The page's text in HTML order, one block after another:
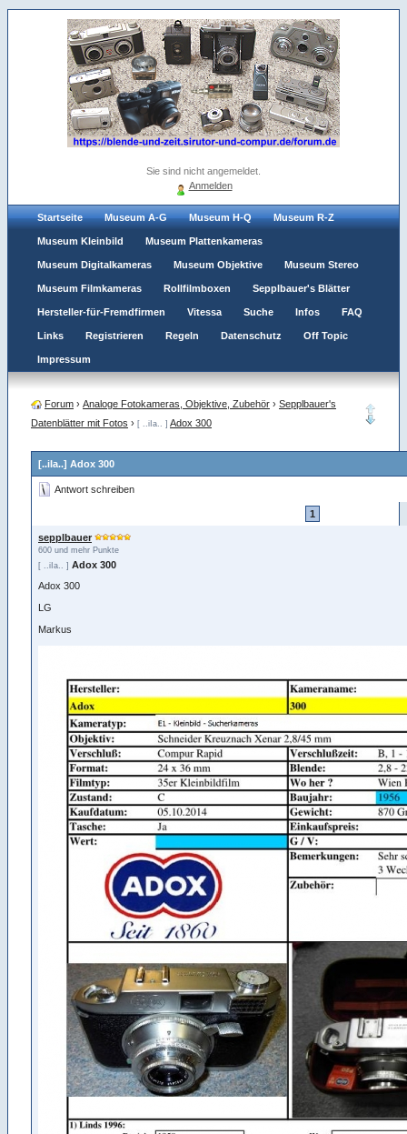
Sie sind nicht angemeldet.
Anmelden
Startseite Museum A-G Museum H-Q Museum R-Z
Museum Kleinbild Museum Plattenkameras
Museum Digitalkameras Museum Objektive Museum Stereo
Museum Filmkameras Rollfilmboxen Sepplbauer's Blätter
Hersteller-für-Fremdfirmen Vitessa Suche Infos FAQ
Links Registrieren Regeln Datenschutz Off Topic
Impressum
Forum › Analoge Fotokameras, Objektive, Zubehör › Sepplbauer's
Datenblätter mit Fotos › [ ..iIa.. ] Adox 300
[..iIa..] Adox 300
Antwort schreiben
1
sepplbauer
600 und mehr Punkte
[ ..iIa.. ] Adox 300
Adox 300
LG
Markus